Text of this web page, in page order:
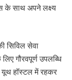
के साथ अपने लक्ष्य
सिविल सेवा
गौरवपूर्ण उपलब्धि
यूथ हॉस्टल में रहकर